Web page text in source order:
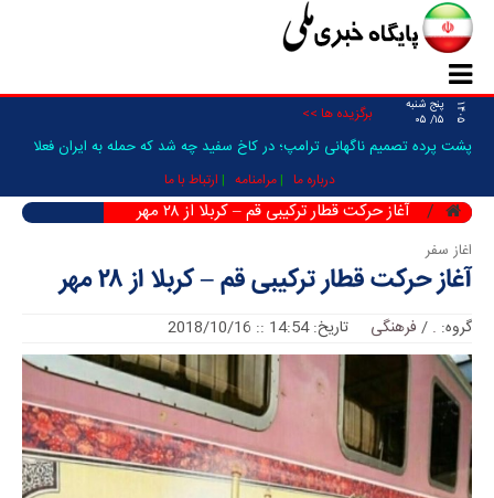
۱۴۰۵
پنج شنبه
۱۵/ ۰۵
برگزیده ها >>
پشت پرده تصمیم ناگهانی ترامپ؛ در کاخ سفید چه شد که حمله به ایران فعلا
درباره ما مرامنامه ارتباط با ما
آغاز حرکت قطار ترکیبی قم – کربلا از ۲۸ مهر
اغاز سفر
آغاز حرکت قطار ترکیبی قم – کربلا از ۲۸ مهر
گروه: .
/ فرهنگی تاریخ: 14:54 :: 2018/10/16